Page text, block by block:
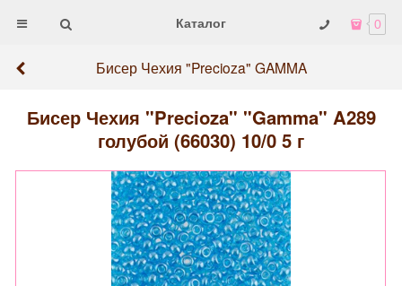
Каталог 0
Бисер Чехия "Precioza" GAMMA
Бисер Чехия "Precioza" "Gamma" A289
голубой (66030) 10/0 5 г